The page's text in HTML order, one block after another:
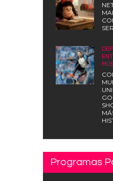
Programas